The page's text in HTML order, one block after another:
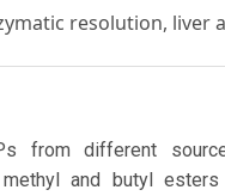
resolution, liver
from different
and butyl esters